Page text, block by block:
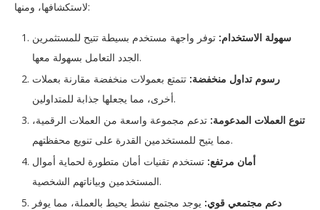
لاستكشافها، ومنها:
سهولة الاستخدام: توفر واجهة مستخدم بسيطة تتيح للمستثمرين
الجدد التعامل بسهولة معها.
رسوم تداول منخفضة: تتمتع بعمولات منخفضة مقارنة بعملات
أخرى، مما يجعلها جذابة للمتداولين.
تنوع العملات المدعومة: تدعم مجموعة واسعة من العملات الرقمية،
مما يتيح للمستخدمين القدرة على تنويع محفظتهم.
أمان مرتفع: تستخدم تقنيات أمان متطورة لحماية أموال
المستخدمين وبياناتهم الشخصية.
دعم مجتمعي قوي: يوجد مجتمع نشط يحيط بالعملة، مما يوفر